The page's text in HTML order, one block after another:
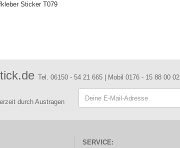
Sticker T079
Tel. 06150 - 54 21 665 | Mobil 0176 - 15 88 00 02
durch Austragen
SERVICE: